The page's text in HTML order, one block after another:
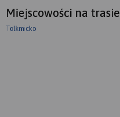
Miejscowości na trasie
Tolkmicko